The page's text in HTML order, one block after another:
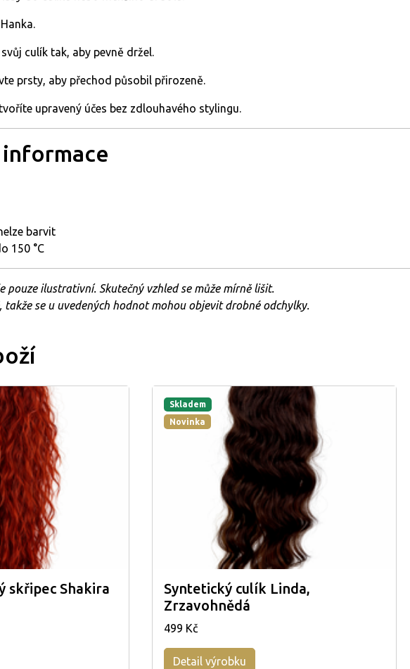
Hanka.
svůj culík tak, aby pevně držel.
prsty, aby přechod působil přirozeně.
upravený účes bez zdlouhavého stylingu.
informace
barvit
150 °C
pouze ilustrativní. Skutečný vzhledse může mírně lišit.
takže se u uvedených hodnot mohou objevit drobné odchylky.
skřipec Shakira
Skladem
Novinka
Syntetický culík Linda,
Zrzavohnědá
499 Kč
Detail výrobku